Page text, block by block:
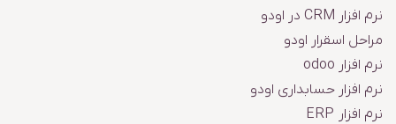
نرم افزار CRM در اودو
مراحل اسقرار اودو
نرم افزار odoo
نرم افزار حسابداری اودو
نرم افزار ERP